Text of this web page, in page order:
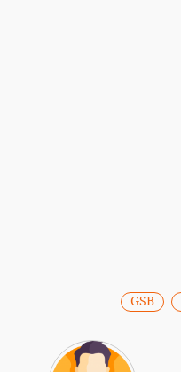
GSB